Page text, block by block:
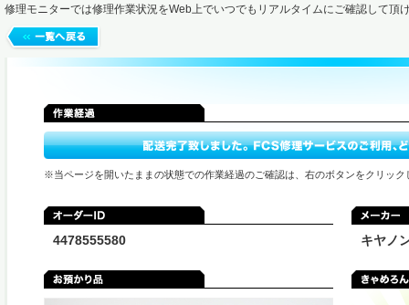
修理モニターでは修理作業状況をWeb上でいつでもリアルタイムにご確認して頂
※当ページを開いたままの状態での作業経過のご確認は、右のボタンをクリック
4478555580 キヤノ